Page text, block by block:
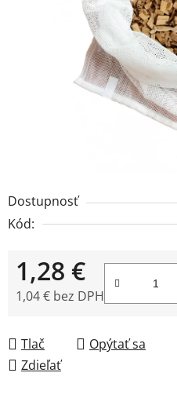
Dostupnosť
Kód:
1,28 €
1,04 € bez DPH
Tlač Opýtať sa
Zdieľať